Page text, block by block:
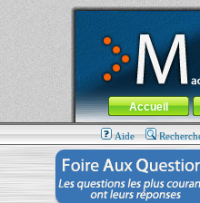
MacBook-fr.com : 100% Apple...
Aller au contenu-Aller
Menu général
Accueil
Aide